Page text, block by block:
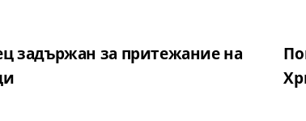
задържан за притежание на